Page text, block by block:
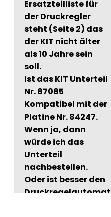
Ersatzteilliste für
der Druckregler
steht (Seite 2) das
der KIT nicht älter
als 10 Jahre sein
soll.
Ist das KIT Unterteil
Nr. 87085
Kompatibel mit der
Platine Nr. 84247.
Wenn ja, dann
würde ich das
Unterteil
nachbestellen.
Oder ist besser den
Druckregelautomat